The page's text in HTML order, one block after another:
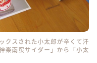
クスされた小太郎が辛くて汗
楽南蛮サイダー」から「小太